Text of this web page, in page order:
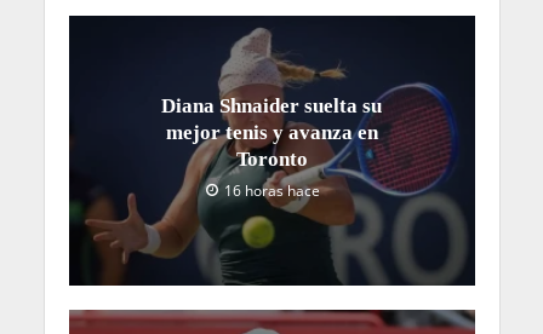
Diana Shnaider suelta su
mejor tenis y avanza en
Toronto
16 horas hace